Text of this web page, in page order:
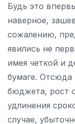
Будь это
наверное,
сожалению,
явились не
имея четкой и
бумаге. Отсюда
бюджета, рост
удлинения
случае,